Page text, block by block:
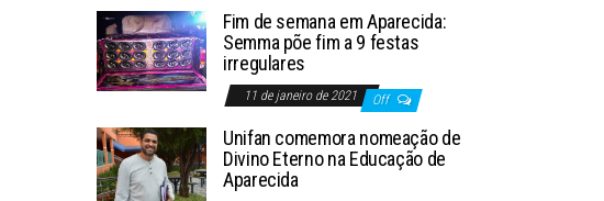
Fim de semana em Aparecida:
Semma põe fim a 9 festas
irregulares
11 de janeiro de 2021 Off
Unifan comemora nomeação de
Divino Eterno na Educação de
Aparecida